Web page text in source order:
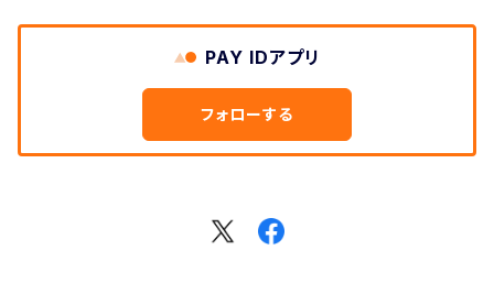
コマーシャル
お申込み費用支払い
バジル
PAY IDアプリ
フォローする